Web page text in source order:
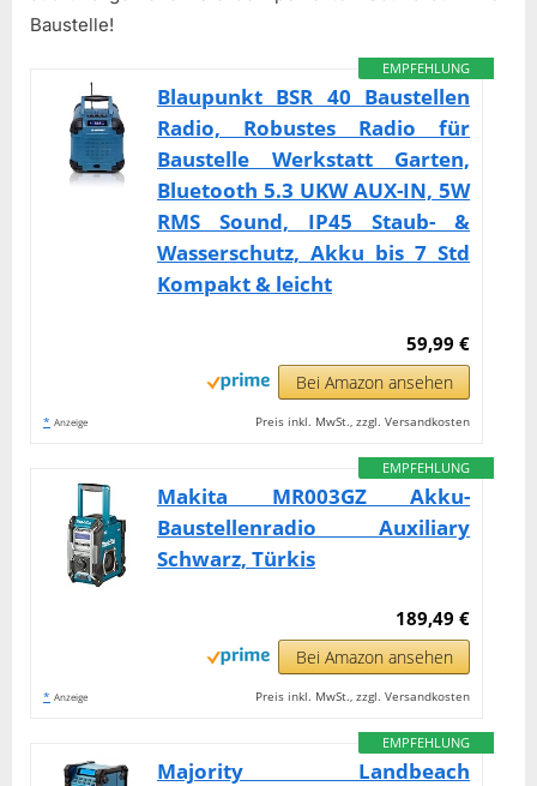
Baustelle!
EMPFEHLUNG
Blaupunkt BSR 40 Baustellen
Radio, Robustes Radio für
Baustelle Werkstatt Garten,
Bluetooth 5.3 UKW AUX-IN, 5W
RMS Sound, IP45 Staub- &
Wasserschutz, Akku bis 7 Std
Kompakt & leicht
59,99 €
Bei Amazon ansehen
* Anzeige Preis inkl. MwSt., zzgl. Versandkosten
EMPFEHLUNG
Makita MR003GZ Akku-
Baustellenradio Auxiliary
Schwarz, Türkis
189,49 €
Bei Amazon ansehen
* Anzeige Preis inkl. MwSt., zzgl. Versandkosten
EMPFEHLUNG
Majority Landbeach